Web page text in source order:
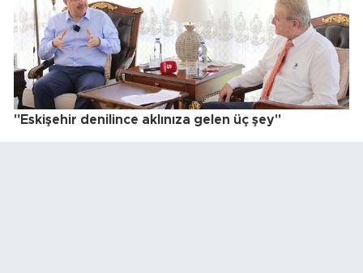
"Eskişehir denilince aklınıza gelen üç şey"